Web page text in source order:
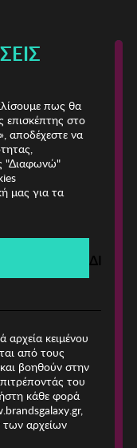
ΓΥΝΑΙΚΑ
00δευτ.
πως θα
επισκέπτης στο
αποδέχεστε να
"Διαφωνώ"
μας για τα
αρχεία κειμένου
από τους
βοηθούν στην
του
κάθε φορά
των αρχείων